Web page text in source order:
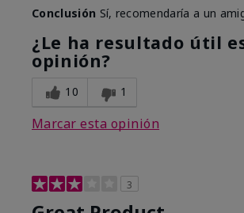
Conclusión Sí, recomendaría a un
¿Le ha resultado útil
opinión?
10 1
Marcar esta opinión
3